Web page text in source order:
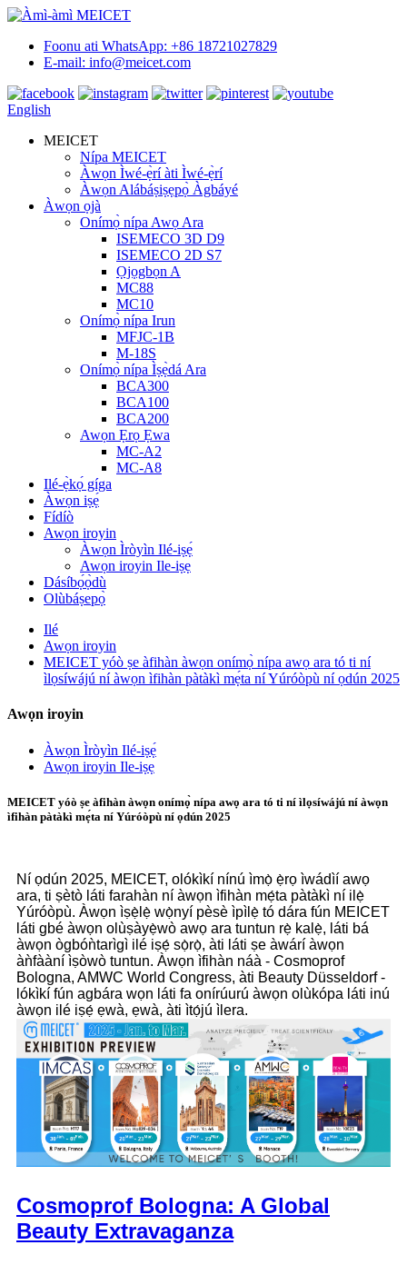
Foonu ati WhatsApp: +86 18721027829
E-mail: info@meicet.com
English
MEICET
Nípa MEICET
Àwọn Ìwé-ẹ̀rí àti Ìwé-ẹ̀rí
Àwọn Alábáṣiṣẹpọ̀ Àgbáyé
Àwọn ọjà
Onímọ̀ nípa Awọ Ara
ISEMECO 3D D9
ISEMECO 2D S7
Ọjọgbọn A
MC88
MC10
Onímọ̀ nípa Irun
MFJC-1B
M-18S
Onímọ̀ nípa Ìṣẹ̀dá Ara
BCA300
BCA100
BCA200
Awọn Ẹrọ Ẹwa
MC-A2
MC-A8
Ilé-ẹ̀kọ́ gíga
Àwọn iṣẹ́
Fídíò
Awọn iroyin
Àwọn Ìròyìn Ilé-iṣẹ́
Awọn iroyin Ile-iṣẹ
Dásíbọ́ọ̀dù
Olùbáṣepọ̀
Ilé
Awọn iroyin
MEICET yóò ṣe àfihàn àwọn onímọ̀ nípa awọ ara tó ti ní
ìlọsíwájú ní àwọn ìfihàn pàtàkì mẹ́ta ní Yúróòpù ní ọdún 2025
Awọn iroyin
Àwọn Ìròyìn Ilé-iṣẹ́
Awọn iroyin Ile-iṣẹ
MEICET yóò ṣe àfihàn àwọn onímọ̀ nípa awọ ara tó ti ní ìlọsíwájú ní àwọn
ìfihàn pàtàkì mẹ́ta ní Yúróòpù ní ọdún 2025
Ní ọdún 2025, MEICET, olókìkí nínú ìmọ̀ ẹ̀rọ ìwádìí awọ
ara, ti ṣètò láti farahàn ní àwọn ìfihàn mẹ́ta pàtàkì ní ilẹ̀
Yúróòpù. Àwọn ìṣẹ̀lẹ̀ wọ̀nyí pèsè ìpìlẹ̀ tó dára fún MEICET
láti gbé àwọn olùṣàyẹ̀wò awọ ara tuntun rẹ̀ kalẹ̀, láti bá
àwọn ògbóǹtarìgì ilé iṣẹ́ sọ̀rọ̀, àti láti ṣe àwárí àwọn
àǹfààní ìṣòwò tuntun. Àwọn ìfihàn náà - Cosmoprof
Bologna, AMWC World Congress, àti Beauty Düsseldorf -
lókìkí fún agbára wọn láti fa onírúurú àwọn olùkópa láti inú
àwọn ilé iṣẹ́ ẹwà, ẹwà, àti ìtọ́jú ìlera.
Cosmoprof Bologna: A Global
Beauty Extravaganza